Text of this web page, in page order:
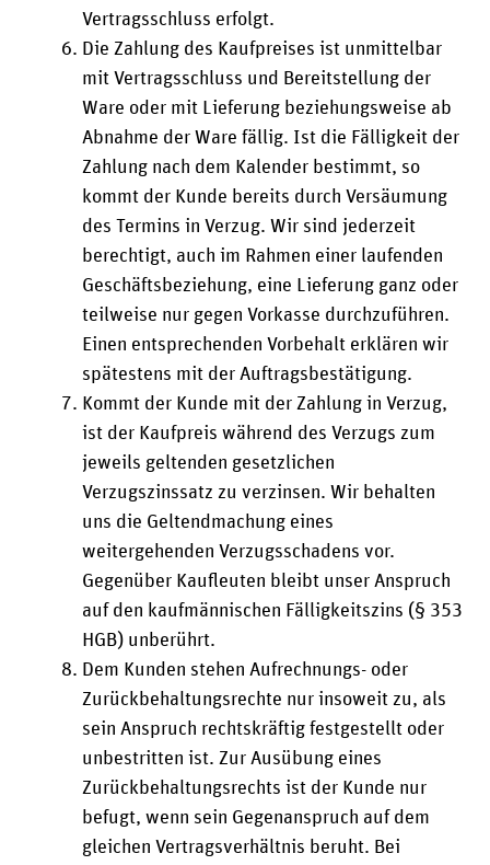
Vertragsschluss erfolgt.
Die Zahlung des Kaufpreises ist unmittelbar
mit Vertragsschluss und Bereitstellung der
Ware oder mit Lieferung beziehungsweise ab
Abnahme der Ware fällig. Ist die Fälligkeit der
Zahlung nach dem Kalender bestimmt, so
kommt der Kunde bereits durch Versäumung
des Termins in Verzug. Wir sind jederzeit
berechtigt, auch im Rahmen einer laufenden
Geschäftsbeziehung, eine Lieferung ganz oder
teilweise nur gegen Vorkasse durchzuführen.
Einen entsprechenden Vorbehalt erklären wir
spätestens mit der Auftragsbestätigung.
Kommt der Kunde mit der Zahlung in Verzug,
ist der Kaufpreis während des Verzugs zum
jeweils geltenden gesetzlichen
Verzugszinssatz zu verzinsen. Wir behalten
uns die Geltendmachung eines
weitergehenden Verzugsschadens vor.
Gegenüber Kaufleuten bleibt unser Anspruch
auf den kaufmännischen Fälligkeitszins (§ 353
HGB) unberührt.
Dem Kunden stehen Aufrechnungs- oder
Zurückbehaltungsrechte nur insoweit zu, als
sein Anspruch rechtskräftig festgestellt oder
unbestritten ist. Zur Ausübung eines
Zurückbehaltungsrechts ist der Kunde nur
befugt, wenn sein Gegenanspruch auf dem
gleichen Vertragsverhältnis beruht. Bei